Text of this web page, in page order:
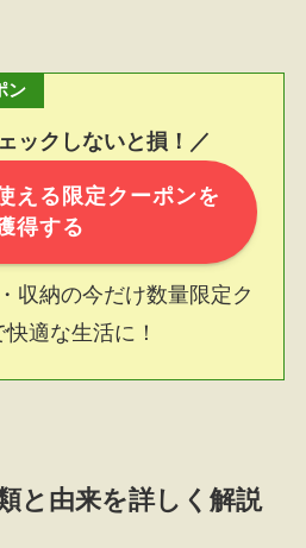
ン
ックしないと損！／
える限定クーポンを
得する
収納の今だけ数量限定ク
適な生活に！
と由来を詳しく解説